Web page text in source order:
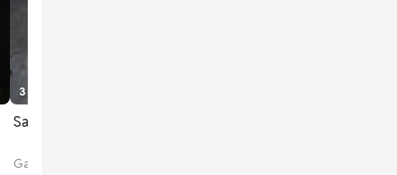
3 tuần trước
Samsung S21 Đen
Galaxy S21 128 GB